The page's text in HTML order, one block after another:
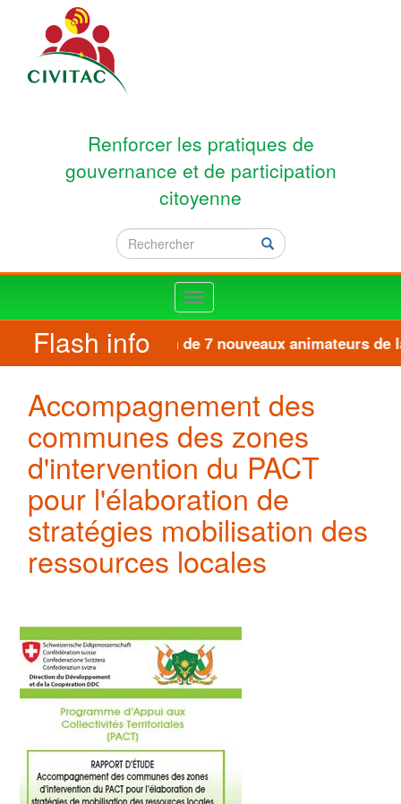
Aller au contenu principal
Renforcer les pratiques de
gouvernance et de participation
citoyenne
Rechercher Rechercher
Toggle
navigation
Flash infoFormation de 7 nouveaux animateurs de
Accompagnement des
communes des zones
d'intervention du PACT
pour l'élaboration de
stratégies mobilisation des
ressources locales
Image